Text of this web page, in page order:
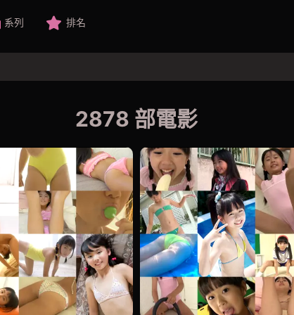
系列 排名
2878 部電影